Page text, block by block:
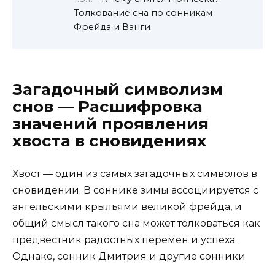
Толкование сна по сонникам
Фрейда и Ванги
Загадочный символизм
снов — Расшифровка
значений проявления
хвоста в сновидениях
Хвост — один из самых загадочных символов в
сновидении. В соннике зимы ассоциируется с
ангельскими крыльями великой фрейда, и
общий смысл такого сна может толковаться как
предвестник радостных перемен и успеха.
Однако, сонник Дмитрия и другие сонники